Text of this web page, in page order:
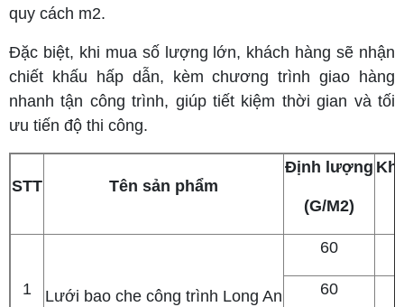
quy cách m2.
Đặc biệt, khi mua số lượng lớn, khách hàng sẽ nhận
chiết khấu hấp dẫn, kèm chương trình giao hàng
nhanh tận công trình, giúp tiết kiệm thời gian và tối
ưu tiến độ thi công.
STT Tên sản phẩm
Định lượng
(G/M2)
1 Lưới bao che công trình Long An
60
60